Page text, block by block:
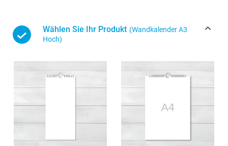
Wählen Sie Ihr Produkt (Wandkalender A3
Hoch)